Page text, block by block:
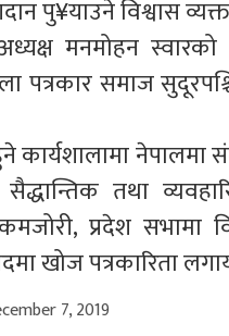
पु¥याउने विश्वास
अध्यक्ष मनमोहन
पत्रकार समाज
कार्यशालामा नेपालमा
सैद्धान्तिक तथा
प्रदेश सभामा
खोज पत्रकारिता
7, 2019